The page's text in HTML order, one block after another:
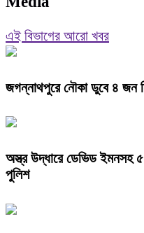
এই বিভাগের আরো খবর
জগন্নাথপুরে নৌকা ডুবে ৪ জন
অস্ত্র উদ্ধারে ডেভিড ইমনসহ ৫
পুলিশ